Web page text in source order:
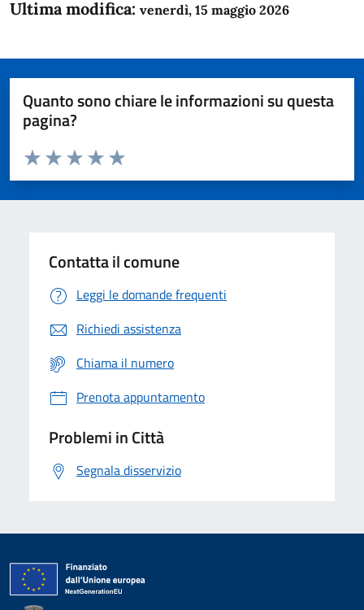
Ultima modifica: venerdì, 15 maggio 2026
Quanto sono chiare le informazioni su questa
pagina?
Domanda
Valuta da 1 a 5 stelle la pagina
Valuta 5 stelle su 5
Valuta 4 stelle su 5
Valuta 3 stelle su 5
Valuta 2 stelle su 5
Valuta 1 stelle su 5
Contatta il comune
Leggi le domande frequenti
Richiedi assistenza
Chiama il numero
Prenota appuntamento
Problemi in Città
Segnala disservizio